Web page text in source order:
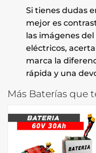
Si tienes dudas
mejor es
las imágenes
eléctricos,
marca la
rápida y una
Más Baterías que